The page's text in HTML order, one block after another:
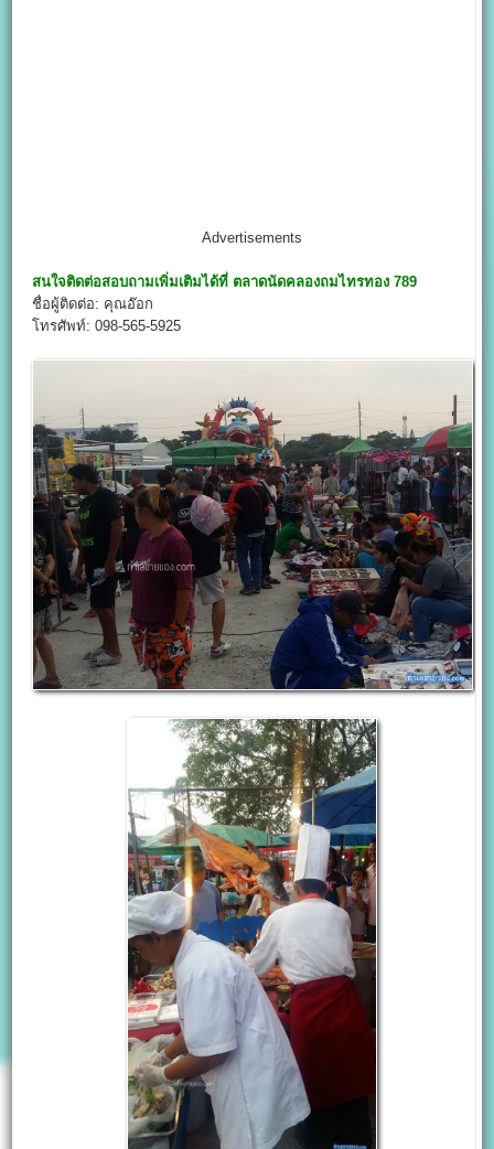
Advertisements
สนใจติดต่อสอบถามเพิ่มเติมได้ที่ ตลาดนัดคลองถมไทรทอง 789
ชื่อผู้ติดต่อ: คุณอ๊อก
โทรศัพท์: 098-565-5925